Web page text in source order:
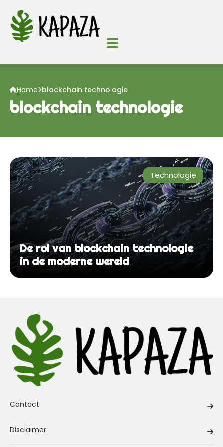
Home blockchain technologie
blockchain technologie
Technologie
De rol van blockchain technologie
in de moderne wereld
Contact
Disclaimer